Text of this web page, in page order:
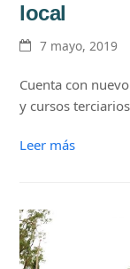
local
7 mayo, 2019
Cuenta con
y cursos terciarios
Leer más